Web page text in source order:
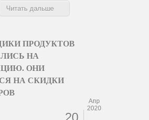
Читать дальше
ПРОДУКТОВ
НА
ОНИ
НА СКИДКИ
20
Апр
2020